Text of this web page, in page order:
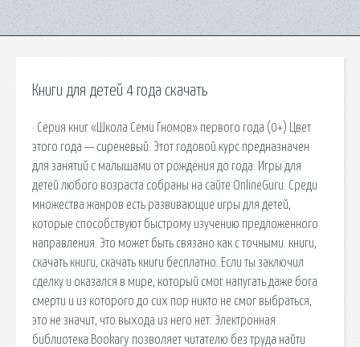
Книги для детей 4 года скачать
· Серия книг «Школа Семи Гномов» первого года (0+) Цвет
этого года — сиреневый. Этот годовой курс предназначен
для занятий с малышами от рождения до года. Игры для
детей любого возраста собраны на сайте OnlineGuru. Среди
множества жанров есть развивающие игры для детей,
которые способствуют быстрому изучению предложенного
направления. Это может быть связано как с точными. книги,
скачать книги, скачать книги бесплатно. Если ты заключил
сделку и оказался в мире, который смог напугать даже бога
смерти и из которого до сих пор никто не смог выбраться,
это не значит, что выхода из него нет. Электронная
библиотека Bookary позволяет читателю без труда найти